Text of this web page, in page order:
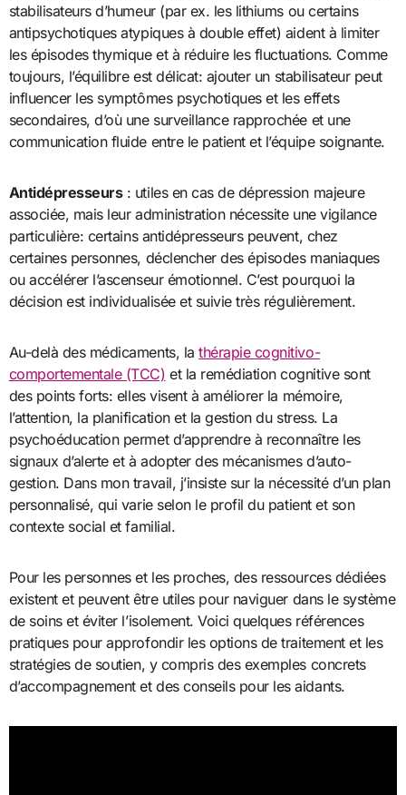
stabilisateurs d’humeur (par ex. les lithiums ou certains
antipsychotiques atypiques à double effet) aident à limiter
les épisodes thymique et à réduire les fluctuations. Comme
toujours, l’équilibre est délicat: ajouter un stabilisateur peut
influencer les symptômes psychotiques et les effets
secondaires, d’où une surveillance rapprochée et une
communication fluide entre le patient et l’équipe soignante.
Antidépresseurs: utiles en cas de dépression majeure
associée, mais leur administration nécessite une vigilance
particulière: certains antidépresseurs peuvent, chez
certaines personnes, déclencher des épisodes maniaques
ou accélérer l’ascenseur émotionnel. C’est pourquoi la
décision est individualisée et suivie très régulièrement.
Au-delà des médicaments, lathérapie cognitivo-
comportementale (TCC) et la remédiation cognitive sont
des points forts: elles visent à améliorer la mémoire,
l’attention, la planification et la gestion du stress. La
psychoéducation permet d’apprendre à reconnaître les
signaux d’alerte et à adopter des mécanismes d’auto-
gestion. Dans mon travail, j’insiste sur la nécessité d’un plan
personnalisé, qui varie selon le profil du patient et son
contexte social et familial.
Pour les personnes et les proches, des ressources dédiées
existent et peuvent être utiles pour naviguer dans le système
de soins et éviter l’isolement. Voici quelques références
pratiques pour approfondir les options de traitement et les
stratégies de soutien, y compris des exemples concrets
d’accompagnement et des conseils pour les aidants.